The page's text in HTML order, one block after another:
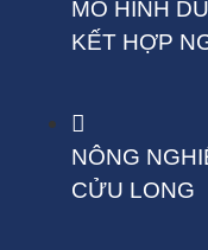
MÔ HÌNH
KẾT HỢP
NÔNG
CỬU LONG